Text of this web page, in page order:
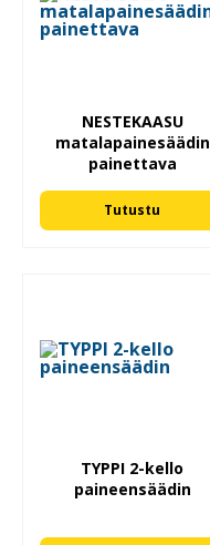
NESTEKAASU
matalapainesäädin
painettava
Tutustu
TYPPI 2-kello
paineensäädin